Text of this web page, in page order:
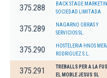
375.288
BACK STAGE
SOCIEDAD LIMITADA
375.289
NAGARNO OBRAS Y
SERVICIOS SL.
375.290
HOSTELERIA HNOS
RODRIGUEZ S.L.
375.291
TREBALLS PER A LA
EL MOBLE JESUS SL